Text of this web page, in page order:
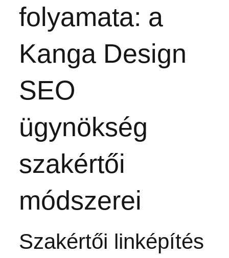
folyamata: a
Kanga Design
SEO
ügynökség
szakértői
módszerei
Szakértői linképítés